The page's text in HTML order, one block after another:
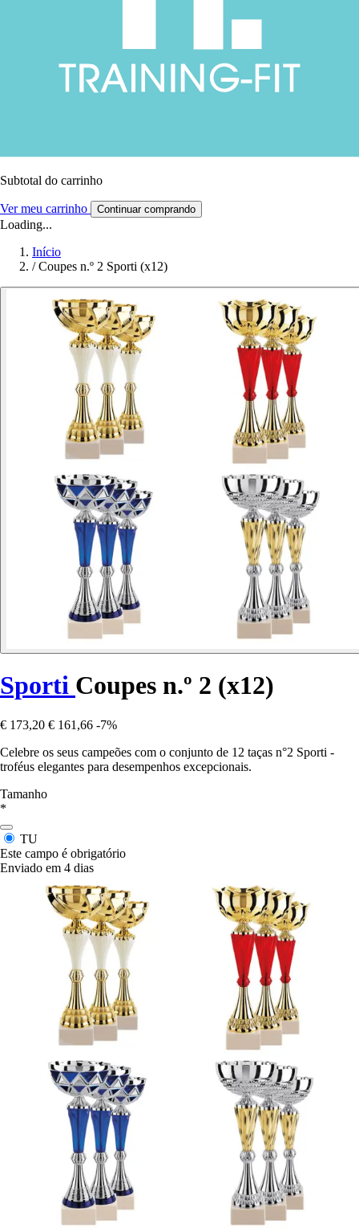
Subtotal do carrinho
Ver meu carrinho Continuar comprando
Loading...
Início
/ Coupes n.º 2 Sporti (x12)
Sporti Coupes n.º 2 (x12)
€ 173,20 € 161,66 -7%
Celebre os seus campeões com o conjunto de 12 taças n°2 Sporti -
troféus elegantes para desempenhos excepcionais.
Tamanho
*
TU
Este campo é obrigatório
Enviado em 4 dias